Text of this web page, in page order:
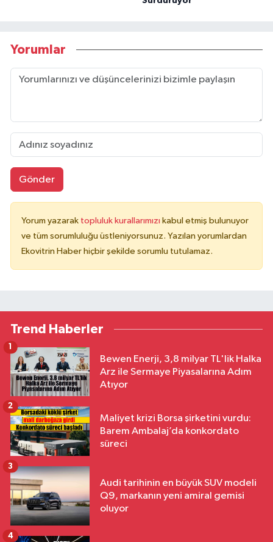
Yorumlar
Gönder
Yorum yazarak topluluk kurallarımızı kabul etmiş bulunuyor
ve tüm sorumluluğu üstleniyorsunuz. Yazılan yorumlardan
Ekovitrin Haber hiçbir şekilde sorumlu tutulamaz.
Trend Haberler
Bewen Enerji, 3,8 milyar TL'lik Halka
Arz ile Sermaye Piyasalarına Adım
Atıyor
1
Maliyet krizi Borsa şirketini vurdu:
Barem Ambalaj’da konkordato
süreci
2
Audi tarihinin en büyük SUV modeli
Q9, markanın yeni amiral gemisi
oluyor
3
4